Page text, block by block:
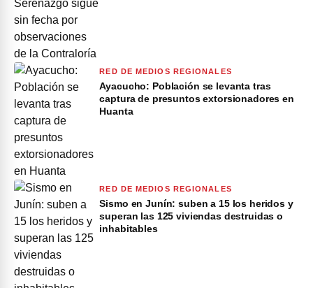
RED DE MEDIOS REGIONALES
Ayacucho: Población se levanta tras
captura de presuntos extorsionadores en
Huanta
RED DE MEDIOS REGIONALES
Sismo en Junín: suben a 15 los heridos y
superan las 125 viviendas destruidas o
inhabitables